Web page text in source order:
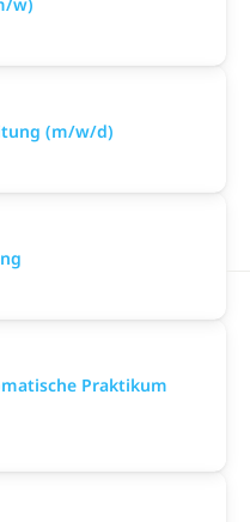
(m/w/d)
Praktikum